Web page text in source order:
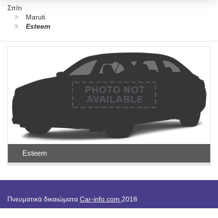
Σπίτι
Maruti
Esteem
Esteem
Πνευματικά δικαιώματα Car-info.com 2018